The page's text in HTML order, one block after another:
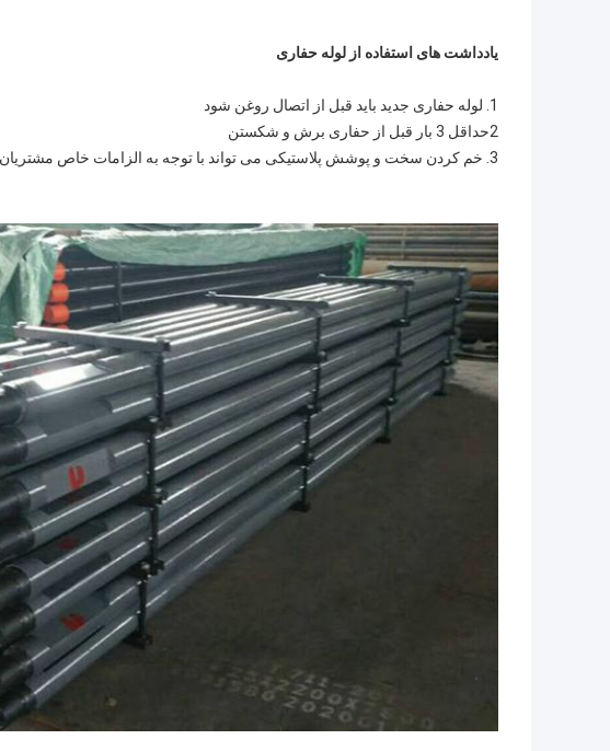
یادداشت های استفاده از لوله حفاری
1. لوله حفاری جدید باید قبل از اتصال روغن شود
2حداقل 3 بار قبل از حفاری برش و شکستن
3. خم کردن سخت و پوشش پلاستیکی می تواند با توجه به الزامات خاص مشتریان پردازش شود